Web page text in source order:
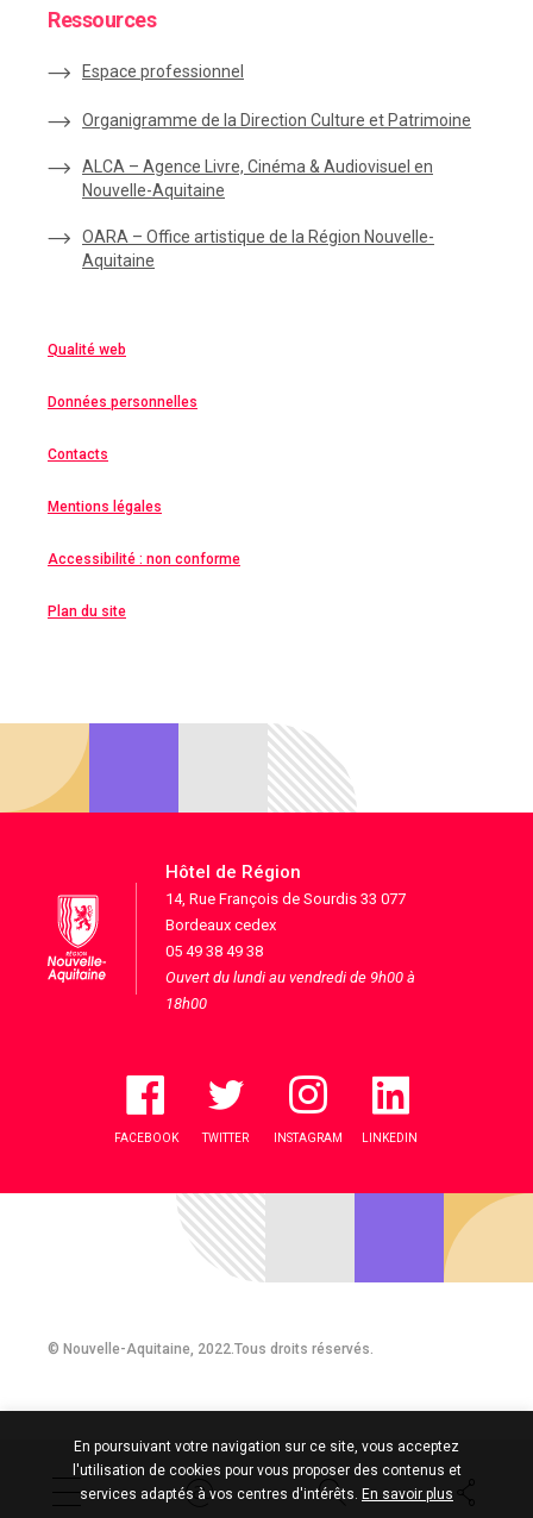
Ressources
Espace professionnel
Organigramme de la Direction Culture et Patrimoine
ALCA – Agence Livre, Cinéma & Audiovisuel en
Nouvelle-Aquitaine
OARA – Office artistique de la Région Nouvelle-
Aquitaine
Qualité web
Données personnelles
Contacts
Mentions légales
Accessibilité : non conforme
Plan du site
Hôtel de Région
14, Rue François de Sourdis 33 077
Bordeaux cedex
05 49 38 49 38
Ouvert du lundi au vendredi de 9h00 à
18h00
FACEBOOK TWITTER INSTAGRAM LINKEDIN
© Nouvelle-Aquitaine, 2022.Tous droits réservés.
En poursuivant votre navigation sur ce site, vous acceptez
l'utilisation de cookies pour vous proposer des contenus et
services adaptés à vos centres d'intérêts. En savoir plus